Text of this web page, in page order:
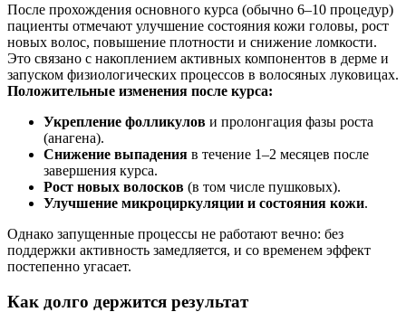
После прохождения основного курса (обычно 6–10 процедур)
пациенты отмечают улучшение состояния кожи головы, рост
новых волос, повышение плотности и снижение ломкости.
Это связано с накоплением активных компонентов в дерме и
запуском физиологических процессов в волосяных луковицах.
Положительные изменения после курса:
Укрепление фолликулов и пролонгация фазы роста
(анагена).
Снижение выпадения в течение 1–2 месяцев после
завершения курса.
Рост новых волосков (в том числе пушковых).
Улучшение микроциркуляции и состояния кожи.
Однако запущенные процессы не работают вечно: без
поддержки активность замедляется, и со временем эффект
постепенно угасает.
Как долго держится результат